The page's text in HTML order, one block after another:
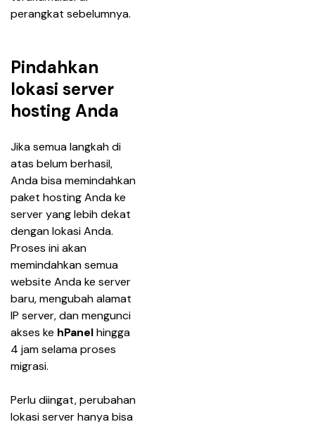
perangkat sebelumnya.
Pindahkan
lokasi server
hosting Anda
Jika semua langkah di
atas belum berhasil,
Anda bisa memindahkan
paket hosting Anda ke
server yang lebih dekat
dengan lokasi Anda.
Proses ini akan
memindahkan semua
website Anda ke server
baru, mengubah alamat
IP server, dan mengunci
akses ke hPanel hingga
4 jam selama proses
migrasi.
Perlu diingat, perubahan
lokasi server hanya bisa